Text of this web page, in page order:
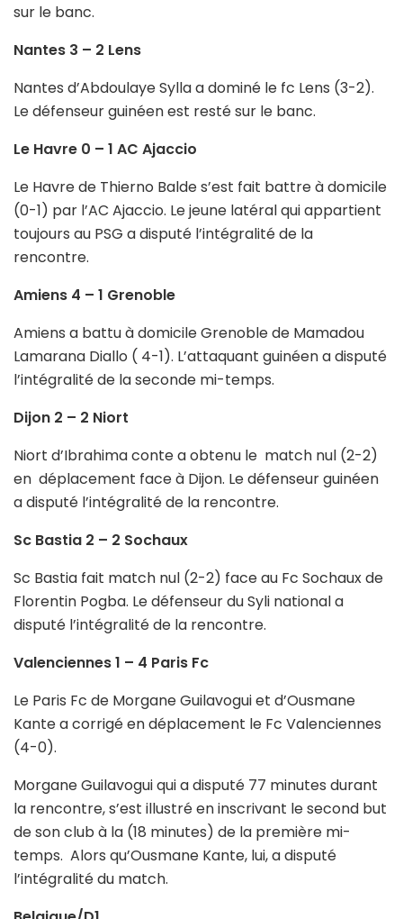
sur le banc.
Nantes 3 – 2 Lens
Nantes d’Abdoulaye Sylla a dominé le fc Lens (3-2).
Le défenseur guinéen est resté sur le banc.
Le Havre 0 – 1 AC Ajaccio
Le Havre de Thierno Balde s’est fait battre à domicile
(0-1) par l’AC Ajaccio. Le jeune latéral qui appartient
toujours au PSG a disputé l’intégralité de la
rencontre.
Amiens 4 – 1 Grenoble
Amiens a battu à domicile Grenoble de Mamadou
Lamarana Diallo ( 4-1). L’attaquant guinéen a disputé
l’intégralité de la seconde mi-temps.
Dijon 2 – 2 Niort
Niort d’Ibrahima conte a obtenu le match nul (2-2)
en déplacement face à Dijon. Le défenseur guinéen
a disputé l’intégralité de la rencontre.
Sc Bastia 2 – 2 Sochaux
Sc Bastia fait match nul (2-2) face au Fc Sochaux de
Florentin Pogba. Le défenseur du Syli national a
disputé l’intégralité de la rencontre.
Valenciennes 1 – 4 Paris Fc
Le Paris Fc de Morgane Guilavogui et d’Ousmane
Kante a corrigé en déplacement le Fc Valenciennes
(4-0).
Morgane Guilavogui qui a disputé 77 minutes durant
la rencontre, s’est illustré en inscrivant le second but
de son club à la (18 minutes) de la première mi-
temps. Alors qu’Ousmane Kante, lui, a disputé
l’intégralité du match.